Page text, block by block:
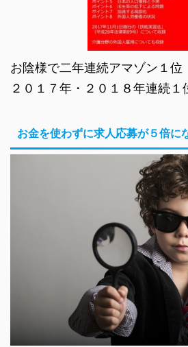
お陰様で二年連続アマゾン１位
２０１７年・２０１８年連続１
お金を使わずに求人応募が５倍に